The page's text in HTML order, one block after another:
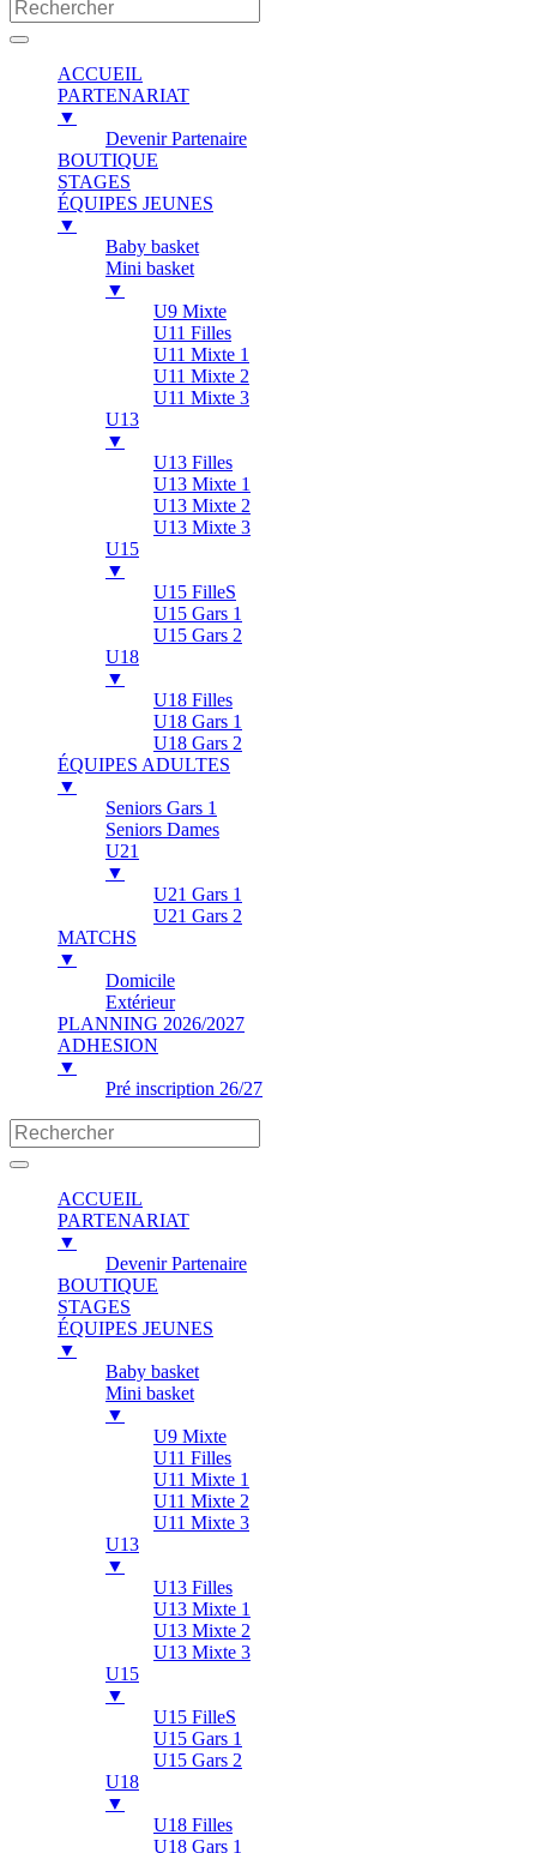
ACCUEIL
PARTENARIAT
▼
Devenir Partenaire
BOUTIQUE
STAGES
ÉQUIPES JEUNES
▼
Baby basket
Mini basket
▼
U9 Mixte
U11 Filles
U11 Mixte 1
U11 Mixte 2
U11 Mixte 3
U13
▼
U13 Filles
U13 Mixte 1
U13 Mixte 2
U13 Mixte 3
U15
▼
U15 FilleS
U15 Gars 1
U15 Gars 2
U18
▼
U18 Filles
U18 Gars 1
U18 Gars 2
ÉQUIPES ADULTES
▼
Seniors Gars 1
Seniors Dames
U21
▼
U21 Gars 1
U21 Gars 2
MATCHS
▼
Domicile
Extérieur
PLANNING 2026/2027
ADHESION
▼
Pré inscription 26/27
ACCUEIL
PARTENARIAT
▼
Devenir Partenaire
BOUTIQUE
STAGES
ÉQUIPES JEUNES
▼
Baby basket
Mini basket
▼
U9 Mixte
U11 Filles
U11 Mixte 1
U11 Mixte 2
U11 Mixte 3
U13
▼
U13 Filles
U13 Mixte 1
U13 Mixte 2
U13 Mixte 3
U15
▼
U15 FilleS
U15 Gars 1
U15 Gars 2
U18
▼
U18 Filles
U18 Gars 1